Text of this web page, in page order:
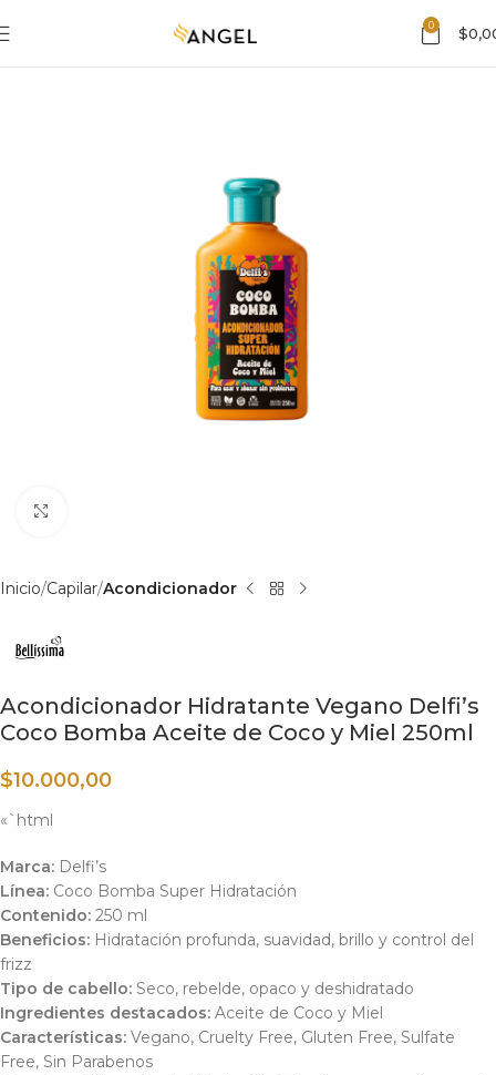
0 $
Inicio Capilar Acondicionador
Acondicionador Hidratante Vegano Delfi’s
Coco Bomba Aceite de Coco y Miel 250ml
$10.000,00
«`html
Marca: Delfi’s
Línea: Coco Bomba Super Hidratación
Contenido: 250 ml
Beneficios: Hidratación profunda, suavidad, brillo y control del
frizz
Tipo de cabello: Seco, rebelde, opaco y deshidratado
Ingredientes destacados: Aceite de Coco y Miel
Características: Vegano, Cruelty Free, Gluten Free, Sulfate
Free, Sin Parabenos